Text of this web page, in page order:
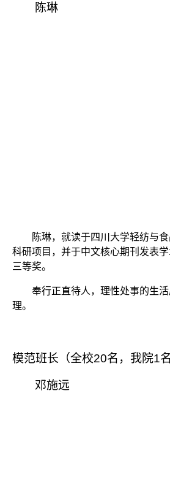
陈琳
陈琳，就读于四川大学轻纺与食
科研项目，并于中文核心期刊发表
三等奖。
奉行正直待人，理性处事的生
理。
模范班长（全校20名，我院1
邓施远